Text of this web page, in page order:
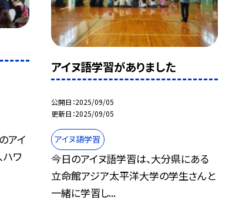
アイ
ハワ
アイヌ語学習がありました
公開日 2025/09/05
更新日 2025/09/05
アイヌ語学習
今日のアイヌ語学習は、大分県にある
立命館アジア太平洋大学の学生さんと
一緒に学習し...